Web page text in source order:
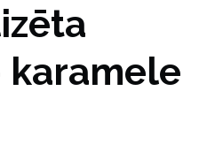
karamele